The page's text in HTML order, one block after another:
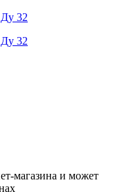
магазина и может